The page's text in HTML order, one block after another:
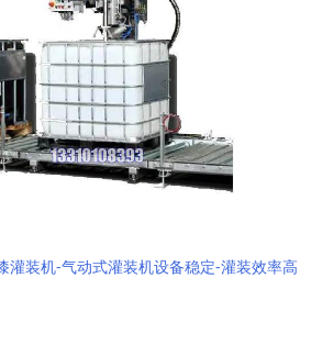
灌装机-气动式灌装机设备稳定-灌装效率高